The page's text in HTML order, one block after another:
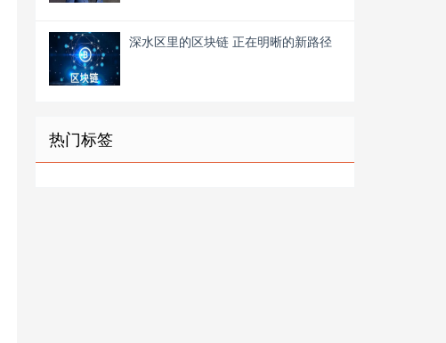
深水区里的区块链 正在明晰的新路径
热门标签